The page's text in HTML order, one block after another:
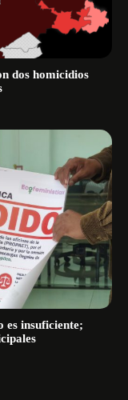
dos homicidios
es insuficiente;